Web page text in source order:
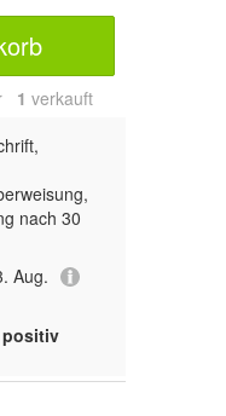
1 verkauft
nach 30
Aug.
positiv